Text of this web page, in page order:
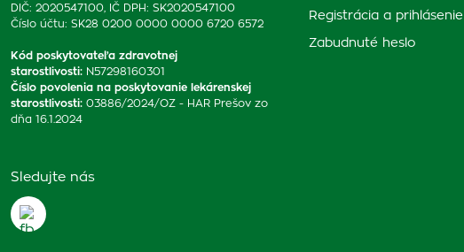
DIČ: 2020547100, IČ DPH: SK2020547100
Číslo účtu: SK28 0200 0000 0000 6720 6572
Kód poskytovateľa zdravotnej
starostlivosti: N57298160301
Číslo povolenia na poskytovanie lekárenskej
starostlivosti: 03886/2024/OZ - HAR Prešov zo
dňa 16.1.2024
Sledujte nás
Registrácia a prihlásenie
Zabudnuté heslo